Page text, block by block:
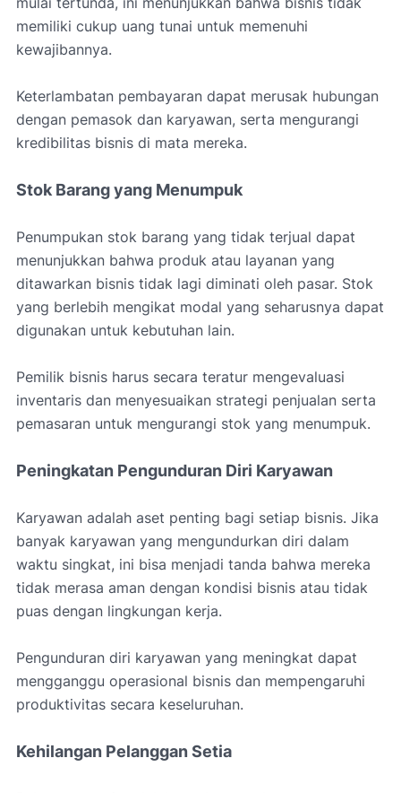
memiliki cukup uang tunai untuk memenuhi
kewajibannya.
Keterlambatan pembayaran dapat merusak hubungan
dengan pemasok dan karyawan, serta mengurangi
kredibilitas bisnis di mata mereka.
Stok Barang yang Menumpuk
Penumpukan stok barang yang tidak terjual dapat
menunjukkan bahwa produk atau layanan yang
ditawarkan bisnis tidak lagi diminati oleh pasar. Stok
yang berlebih mengikat modal yang seharusnya dapat
digunakan untuk kebutuhan lain.
Pemilik bisnis harus secara teratur mengevaluasi
inventaris dan menyesuaikan strategi penjualan serta
pemasaran untuk mengurangi stok yang menumpuk.
Peningkatan Pengunduran Diri Karyawan
Karyawan adalah aset penting bagi setiap bisnis. Jika
banyak karyawan yang mengundurkan diri dalam
waktu singkat, ini bisa menjadi tanda bahwa mereka
tidak merasa aman dengan kondisi bisnis atau tidak
puas dengan lingkungan kerja.
Pengunduran diri karyawan yang meningkat dapat
mengganggu operasional bisnis dan mempengaruhi
produktivitas secara keseluruhan.
Kehilangan Pelanggan Setia